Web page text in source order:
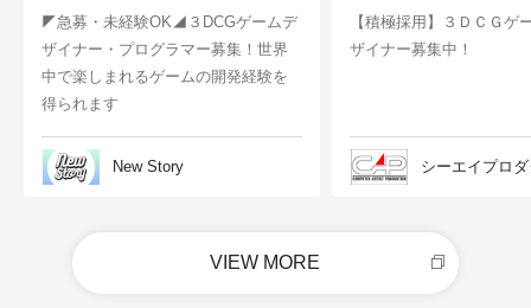
◤急募・未経験OK◢３DCGゲームデ
ザイナー・プログラマー募集！世界
中で楽しまれるゲームの開発経験を
得られます
New Story
【積極採用】３ＤＣＧゲ
ザイナー募集中！
シーエイプロ
VIEW MORE